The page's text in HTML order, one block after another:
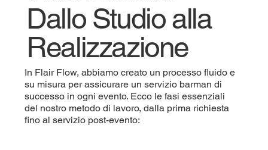
Dallo Studio alla
Realizzazione
In Flair Flow, abbiamo creato un processo fluido e
su misura per assicurare un servizio barman di
successo in ogni evento. Ecco le fasi essenziali
del nostro metodo di lavoro, dalla prima richiesta
fino al servizio post-evento: